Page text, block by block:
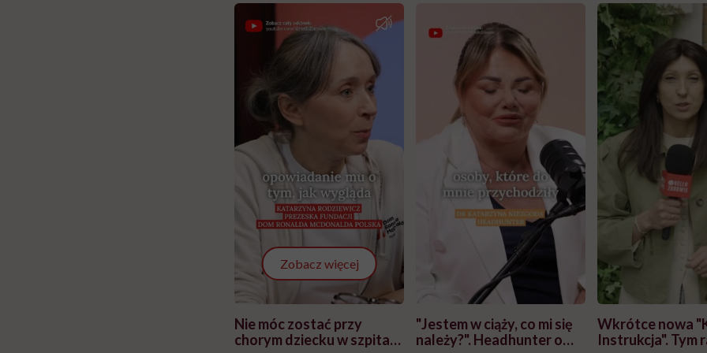
Zobacz więcej
Nie móc zostać przy
chorym dziecku w szpitalu
"Jestem w ciąży, co mi się
należy?". Headhunter o
Wkrótce nowa
Instrukcja". Tym